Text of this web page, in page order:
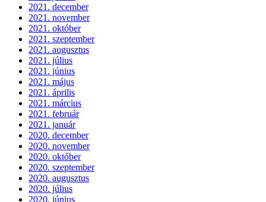
2021. december
2021. november
2021. október
2021. szeptember
2021. augusztus
2021. július
2021. június
2021. május
2021. április
2021. március
2021. február
2021. január
2020. december
2020. november
2020. október
2020. szeptember
2020. augusztus
2020. július
2020. június